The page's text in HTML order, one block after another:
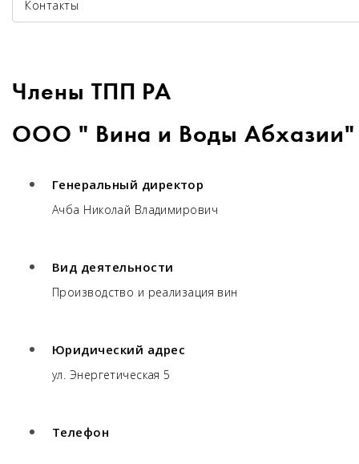
Контакты
Члены ТПП РА
ООО " Вина и Воды Абхазии"
Генеральный директор
Ачба Николай Владимирович
Вид деятельности
Производство и реализация вин
Юридический адрес
ул. Энергетическая 5
Телефон